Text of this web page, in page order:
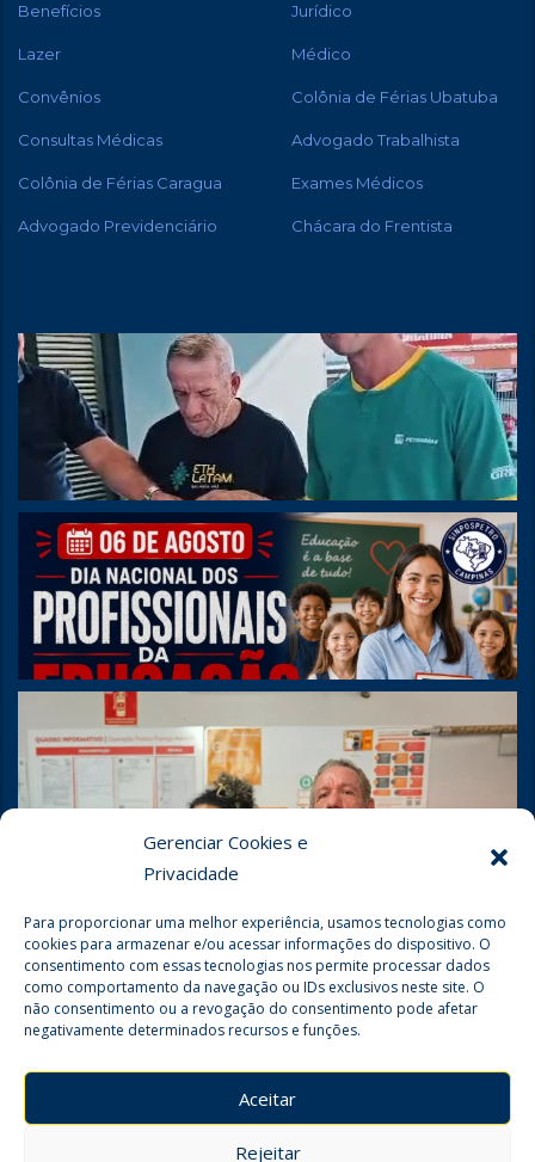
Gerenciar Cookies e
Privacidade
Para proporcionar uma melhor experiência, usamos tecnologias como
cookies para armazenar e/ou acessar informações do dispositivo. O
consentimento com essas tecnologias nos permite processar dados
como comportamento da navegação ou IDs exclusivos neste site. O
não consentimento ou a revogação do consentimento pode afetar
negativamente determinados recursos e funções.
Aceitar
Rejeitar
Benefícios Jurídico
Lazer Médico
Convênios Colônia de Férias Ubatuba
Consultas Médicas Advogado Trabalhista
Colônia de Férias Caragua Exames Médicos
Advogado Previdenciário Chácara do Frentista
Seguir no Instagram